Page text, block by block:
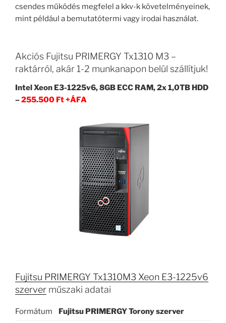
csendes működés megfelel a kkv-k követelményeinek,
mint például a bemutatótermi vagy irodai használat.
Akciós Fujitsu PRIMERGY Tx1310 M3 –
raktárról, akár 1-2 munkanapon belül szállítjuk!
Intel Xeon E3-1225v6, 8GB ECC RAM, 2x 1,0TB HDD
–255.500 Ft +ÁFA
Fujitsu PRIMERGY Tx1310M3 Xeon E3-1225v6
szerver műszaki adatai
Formátum Fujitsu PRIMERGY Torony szerver